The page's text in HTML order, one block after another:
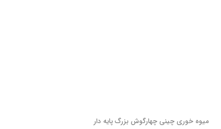
میوه خوری چینی چهارگوش بزرگ پایه دار